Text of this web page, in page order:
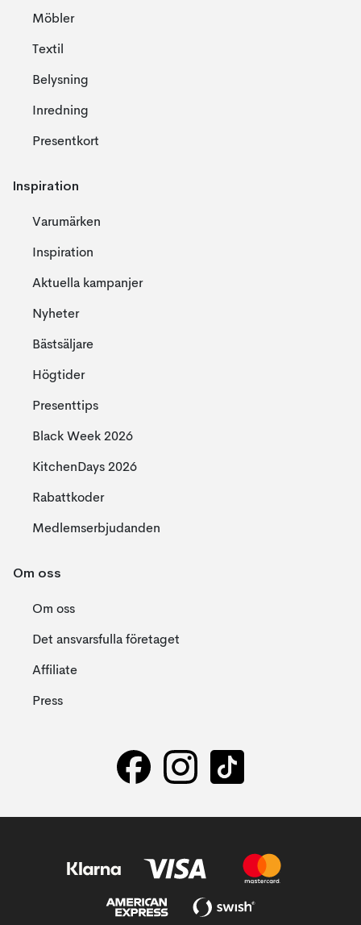
Möbler
Textil
Belysning
Inredning
Presentkort
Inspiration
Varumärken
Inspiration
Aktuella kampanjer
Nyheter
Bästsäljare
Högtider
Presenttips
Black Week 2026
KitchenDays 2026
Rabattkoder
Medlemserbjudanden
Om oss
Om oss
Det ansvarsfulla företaget
Affiliate
Press